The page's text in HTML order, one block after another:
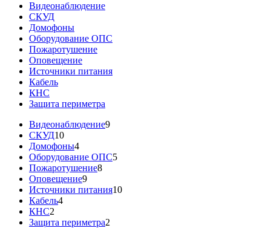
Видеонаблюдение
СКУД
Домофоны
Оборудование ОПС
Пожаротушение
Оповещение
Источники питания
Кабель
КНС
Защита периметра
Видеонаблюдение9
СКУД10
Домофоны4
Оборудование ОПС5
Пожаротушение8
Оповещение9
Источники питания10
Кабель4
КНС2
Защита периметра2